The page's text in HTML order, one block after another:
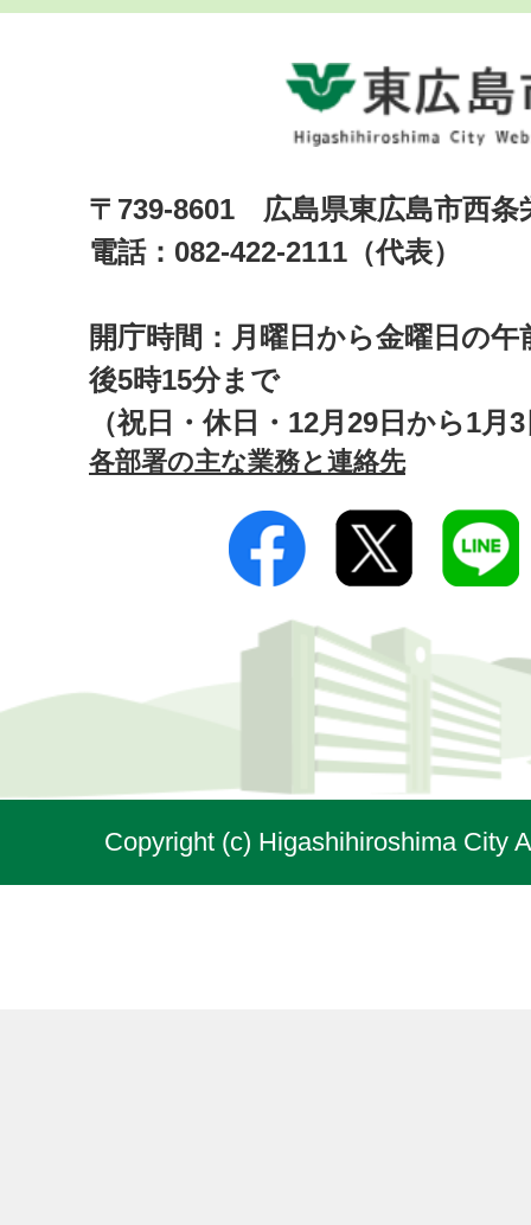
〒739-8601 広島県東広島市西
電話：082-422-2111（代表）
開庁時間：月曜日から金曜日の午
後5時15分まで
（祝日・休日・12月29日から1月
各部署の主な業務と連絡先
Copyright (c) Higashihiroshima City